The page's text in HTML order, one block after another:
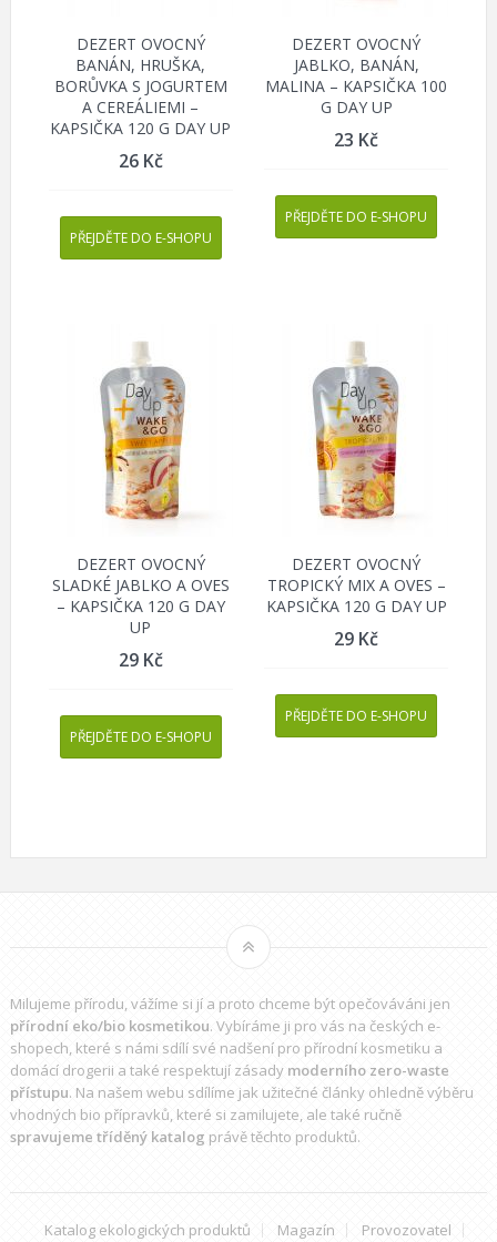
DEZERT OVOCNÝ
BANÁN, HRUŠKA,
BORŮVKA S JOGURTEM
A CEREÁLIEMI –
KAPSIČKA 120 G DAY UP
26 Kč
PŘEJDĚTE DO E-SHOPU
DEZERT OVOCNÝ
JABLKO, BANÁN,
MALINA – KAPSIČKA 100
G DAY UP
23 Kč
PŘEJDĚTE DO E-SHOPU
DEZERT OVOCNÝ
SLADKÉ JABLKO A OVES
– KAPSIČKA 120 G DAY
UP
29 Kč
PŘEJDĚTE DO E-SHOPU
DEZERT OVOCNÝ
TROPICKÝ MIX A OVES –
KAPSIČKA 120 G DAY UP
29 Kč
PŘEJDĚTE DO E-SHOPU
Milujeme přírodu, vážíme si jí a proto chceme být opečováváni jen
přírodní eko/bio kosmetikou. Vybíráme ji pro vás na českých e-
shopech, které s námi sdílí své nadšení pro přírodní kosmetiku a
domácí drogerii a také respektují zásady moderního zero-waste
přístupu. Na našem webu sdílíme jak užitečné články ohledně výběru
vhodných bio přípravků, které si zamilujete, ale také ručně
spravujeme tříděný katalog právě těchto produktů.
Katalog ekologických produktů Magazín Provozovatel